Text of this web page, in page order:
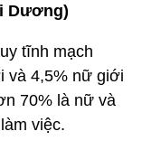
Dương)
tĩnh mạch
và 4,5% nữ giới
70% là nữ và
việc.